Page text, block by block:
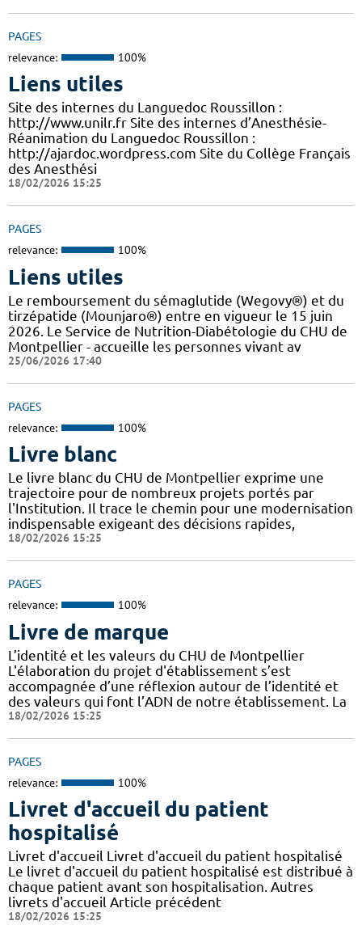
PAGES
relevance: 100%
Liens utiles
Site des internes du Languedoc Roussillon :
http://www.unilr.fr Site des internes d’Anesthésie-
Réanimation du Languedoc Roussillon :
http://ajardoc.wordpress.com Site du Collège Français
des Anesthési
18/02/2026 15:25
PAGES
relevance: 100%
Liens utiles
Le remboursement du sémaglutide (Wegovy®) et du
tirzépatide (Mounjaro®) entre en vigueur le 15 juin
2026. Le Service de Nutrition-Diabétologie du CHU de
Montpellier - accueille les personnes vivant av
25/06/2026 17:40
PAGES
relevance: 100%
Livre blanc
Le livre blanc du CHU de Montpellier exprime une
trajectoire pour de nombreux projets portés par
l'Institution. Il trace le chemin pour une modernisation
indispensable exigeant des décisions rapides,
18/02/2026 15:25
PAGES
relevance: 100%
Livre de marque
L’identité et les valeurs du CHU de Montpellier
L'élaboration du projet d'établissement s’est
accompagnée d’une réflexion autour de l’identité et
des valeurs qui font l’ADN de notre établissement. La
18/02/2026 15:25
PAGES
relevance: 100%
Livret d'accueil du patient
hospitalisé
Livret d'accueil Livret d'accueil du patient hospitalisé
Le livret d'accueil du patient hospitalisé est distribué à
chaque patient avant son hospitalisation. Autres
livrets d'accueil Article précédent
18/02/2026 15:25